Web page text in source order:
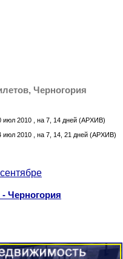
Черногория
июл 2010 , на 7, 14 дней (АРХИВ)
июл 2010 , на 7, 14, 21 дней (АРХИВ)
Черногория